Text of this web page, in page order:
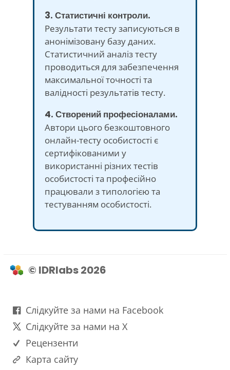
3. Статистичні контроли.
Результати тесту записуються в
анонімізовану базу даних.
Статистичний аналіз тесту
проводиться для забезпечення
максимальної точності та
валідності результатів тесту.
4. Створений професіоналами.
Автори цього безкоштовного
онлайн-тесту особистості є
сертифікованими у
використанні різних тестів
особистості та професійно
працювали з типологією та
тестуванням особистості.
© IDRlabs 2026
Слідкуйте за нами на Facebook
Слідкуйте за нами на X
Рецензенти
Карта сайту